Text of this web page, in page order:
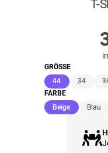
T-
GRÖSSE
44(ausgewählt)
34
FARBE
Beige
Blau